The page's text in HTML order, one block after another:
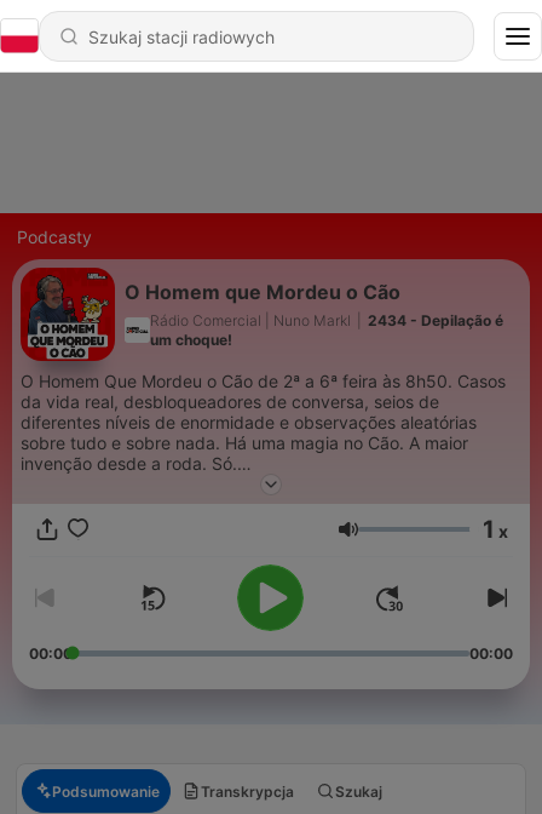
Podcasty
O Homem que Mordeu o Cão
Rádio Comercial | Nuno Markl
2434 - Depilação é
um choque!
O Homem Que Mordeu o Cão de 2ª a 6ª feira às 8h50. Casos
da vida real, desbloqueadores de conversa, seios de
diferentes níveis de enormidade e observações aleatórias
sobre tudo e sobre nada. Há uma magia no Cão. A maior
invenção desde a roda. Só.
Głośność 1 x
00:00 00:00
Podsumowanie Transkrypcja Szukaj